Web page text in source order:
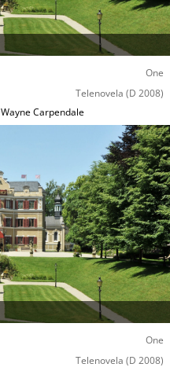
One
Telenovela (D 2008)
Wayne Carpendale
One
Telenovela (D 2008)